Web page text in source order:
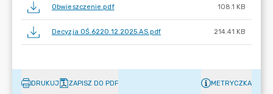
Obwieszczenie.pdf 108.1 KB
Decyzja OŚ.6220.12.2025.AS.pdf 214.41 KB
DRUKUJ ZAPISZ DO PDF METRYCZKA